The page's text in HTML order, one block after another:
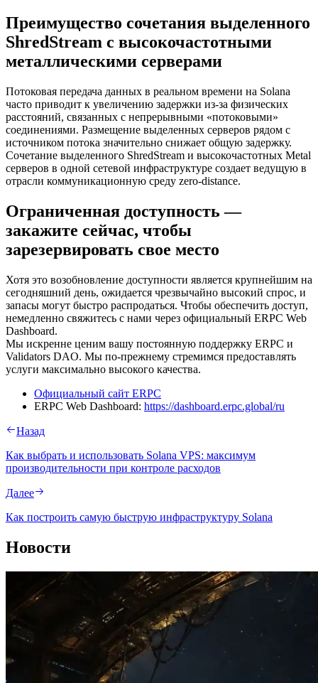
Преимущество сочетания выделенного
ShredStream с высокочастотными
металлическими серверами
Потоковая передача данных в реальном времени на Solana
часто приводит к увеличению задержки из-за физических
расстояний, связанных с непрерывными «потоковыми»
соединениями. Размещение выделенных серверов рядом с
источником потока значительно снижает общую задержку.
Сочетание выделенного ShredStream и высокочастотных Metal
серверов в одной сетевой инфраструктуре создает ведущую в
отрасли коммуникационную среду zero-distance.
Ограниченная доступность —
закажите сейчас, чтобы
зарезервировать свое место
Хотя это возобновление доступности является крупнейшим на
сегодняшний день, ожидается чрезвычайно высокий спрос, и
запасы могут быстро распродаться. Чтобы обеспечить доступ,
немедленно свяжитесь с нами через официальный ERPC Web
Dashboard.
Мы искренне ценим вашу постоянную поддержку ERPC и
Validators DAO. Мы по-прежнему стремимся предоставлять
услуги максимально высокого качества.
Официальный сайт ERPC
ERPC Web Dashboard: https://dashboard.erpc.global/ru
Назад
Как выбрать и использовать Solana VPS: максимум
производительности при контроле расходов
Далее
Как построить самую быструю инфраструктуру Solana
Новости